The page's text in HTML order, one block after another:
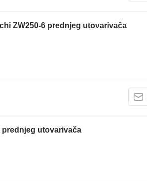
ZW250-6 prednjeg utovarivača
prednjeg utovarivača